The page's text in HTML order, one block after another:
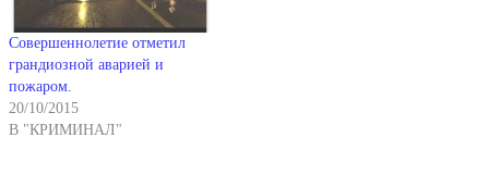
Совершеннолетие отметил
грандиозной аварией и
пожаром.
20/10/2015
В "КРИМИНАЛ"